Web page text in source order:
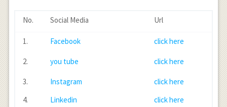
No. Social Media Url
1. Facebook click here
2. you tube click here
3. Instagram
click here
4.
Linkedin click here